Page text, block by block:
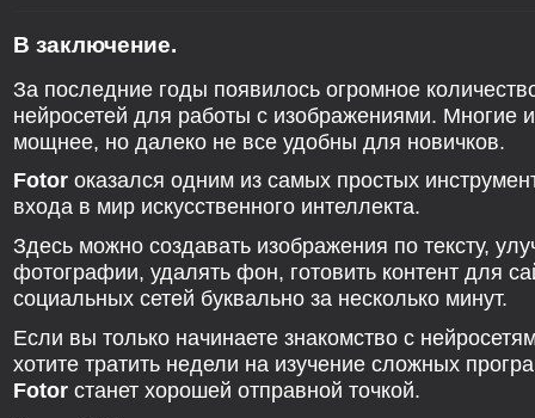
В заключение.
За последние годы появилось огромное
нейросетей для работы с изображениями. Многие
мощнее, но далеко не все удобны для новичков.
Fotor оказался одним из самых простых
входа в мир искусственного интеллекта.
Здесь можно создавать изображения по тексту,
фотографии, удалять фон, готовить контент для
социальных сетей буквально за несколько минут.
Если вы только начинаете знакомство с
хотите тратить недели на изучение сложных
Fotor станет хорошей отправной точкой.